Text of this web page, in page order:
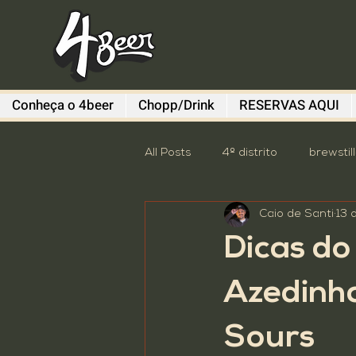
Conheça o 4beer Chopp/Drink RESERVAS AQUI
All Posts 4º distrito
Diefen Bros Evento
Sem categoria South
Descomplica destaque
Dicas
Sours
Caio de Santi 13